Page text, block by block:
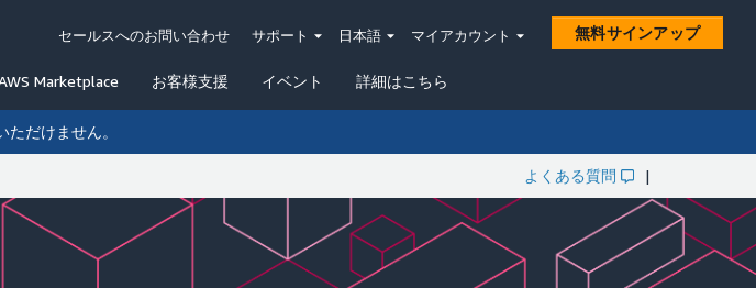
Marketplace お客様支援 イベント 詳細はこちら
セールスへのお問い合わせ サポート 日本語 マイアカウント 無料サインアップ
だけません。
よくある質問 |